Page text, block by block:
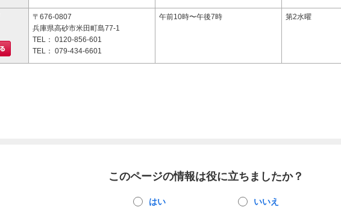
〒676-0807
兵庫県高砂市米田町島77-1
TEL： 0120-856-601
TEL： 079-434-6601
午前10時〜午後7時 第2水曜
このページの情報は役に立ちましたか？
はい いいえ